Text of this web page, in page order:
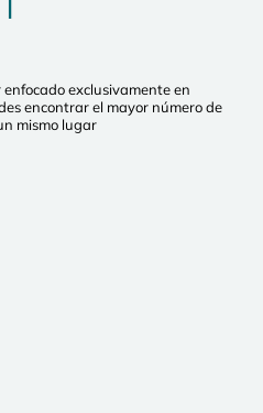
exclusivamente en
encontrar el mayor número de
mismo lugar